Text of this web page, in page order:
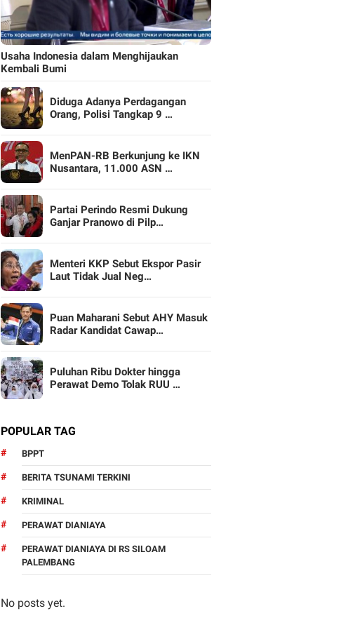
Usaha Indonesia dalam Menghijaukan
Kembali Bumi
Diduga Adanya Perdagangan
Orang, Polisi Tangkap 9 …
MenPAN-RB Berkunjung ke IKN
Nusantara, 11.000 ASN …
Partai Perindo Resmi Dukung
Ganjar Pranowo di Pilp…
Menteri KKP Sebut Ekspor Pasir
Laut Tidak Jual Neg…
Puan Maharani Sebut AHY Masuk
Radar Kandidat Cawap…
Puluhan Ribu Dokter hingga
Perawat Demo Tolak RUU …
POPULAR TAG
BPPT
BERITA TSUNAMI TERKINI
KRIMINAL
PERAWAT DIANIAYA
PERAWAT DIANIAYA DI RS SILOAM
PALEMBANG
No posts yet.